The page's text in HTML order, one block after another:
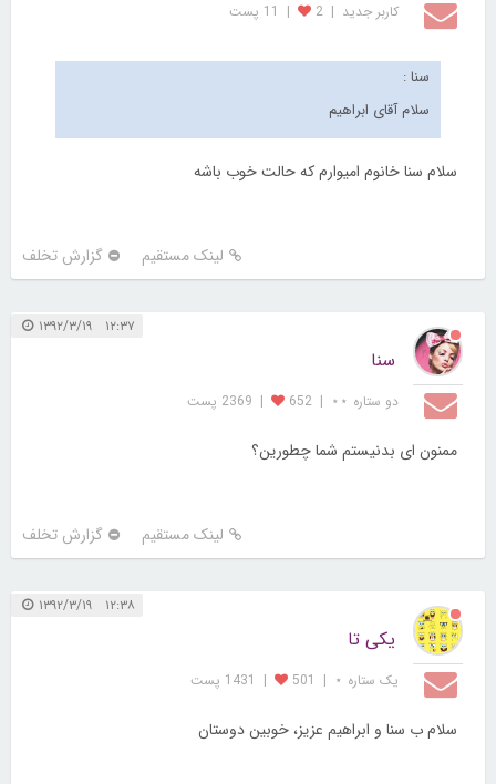
کاربر جديد |
2
| 11 پست
سنا :
سلام آقای ابراهیم
سلام سنا خانوم امیوارم که حالت خوب باشه
لینک مستقیم گزارش تخلف
۱۲:۳۷ ۱۳۹۲/۳/۱۹
سنا
دو ستاره ⋆⋆ |
652
| 2369 پست
ممنون ای بدنیستم شما چطورین؟
لینک مستقیم گزارش تخلف
۱۲:۳۸ ۱۳۹۲/۳/۱۹
یکی تا
یک ستاره ⋆ |
501
| 1431 پست
سلام ب سنا و ابراهیم عزیز، خوبین دوستان